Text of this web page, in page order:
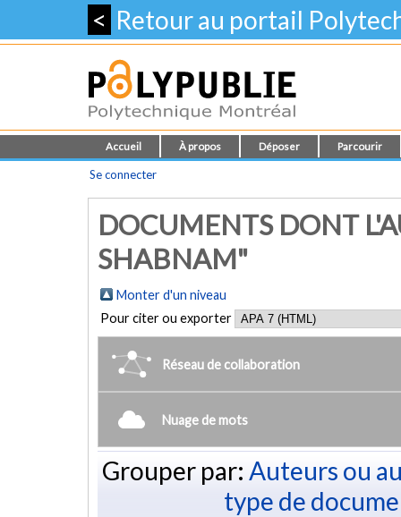
< Retour au portail
Accueil À propos Déposer Parcourir
Se connecter
DOCUMENTS DONT
SHABNAM"
Monter d'un niveau
Pour citer ou exporter
Réseau de collaboration
Nuage de mots
Grouper par: Auteurs ou
type de